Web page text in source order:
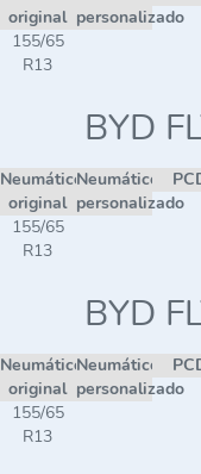
original personalizado
155/65
R13
BYD
Neumático
original
Neumático
personalizado
155/65
R13
BYD
Neumático
original
Neumático
personalizado
155/65
R13